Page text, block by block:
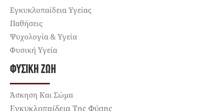
Εγκυκλοπαίδεια Υγείας
Παθήσεις
Ψυχολογία & Υγεία
Φυσική Υγεία
ΦΥΣΙΚΉ ΖΩΉ
Άσκηση Και Σώμα
Εγκυκλοπαίδεια Της Φύσης